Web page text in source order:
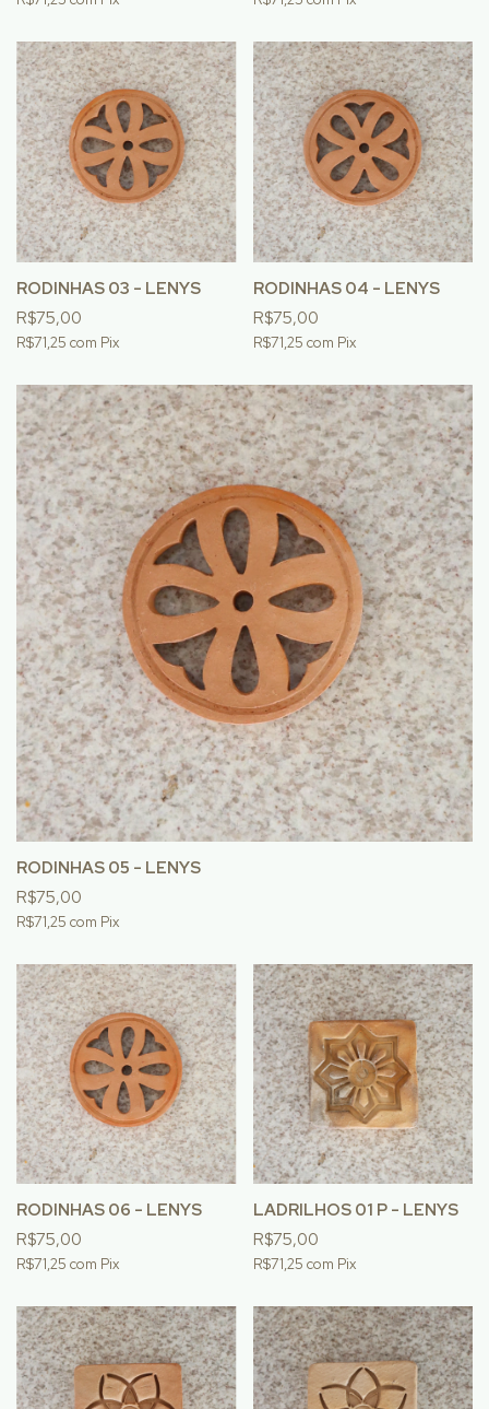
RODINHAS 03 - LENYS
R$75,00
R$71,25 com Pix
RODINHAS 04 - LENYS
R$75,00
R$71,25 com Pix
RODINHAS 05 - LENYS
R$75,00
R$71,25 com Pix
RODINHAS 06 - LENYS
R$75,00
R$71,25 com Pix
LADRILHOS 01 P - LENYS
R$75,00
R$71,25 com Pix